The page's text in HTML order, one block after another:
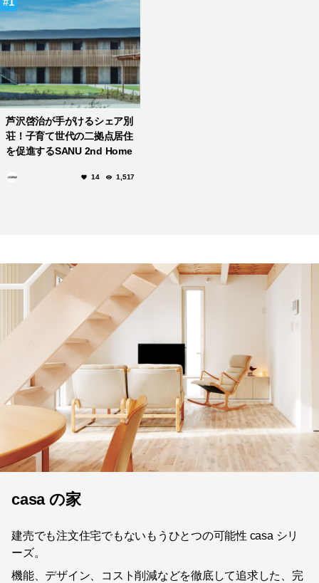
芦沢啓治が手がけるシェア別
荘！子育て世代の二拠点居住
を促進するSANU 2nd Home
成！
14 1,517
casa の家
建売でも注文住宅でもないもうひとつの可能性 casa シリ
ーズ。
機能、デザイン、コスト削減などを徹底して追求した、完